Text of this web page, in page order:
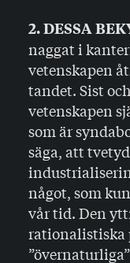
2. DESSA
naggat i
vetenskapen
tandet. Sist
vetenskapen
som är
säga, att
något, som
vår tid. Den
rationalistiska